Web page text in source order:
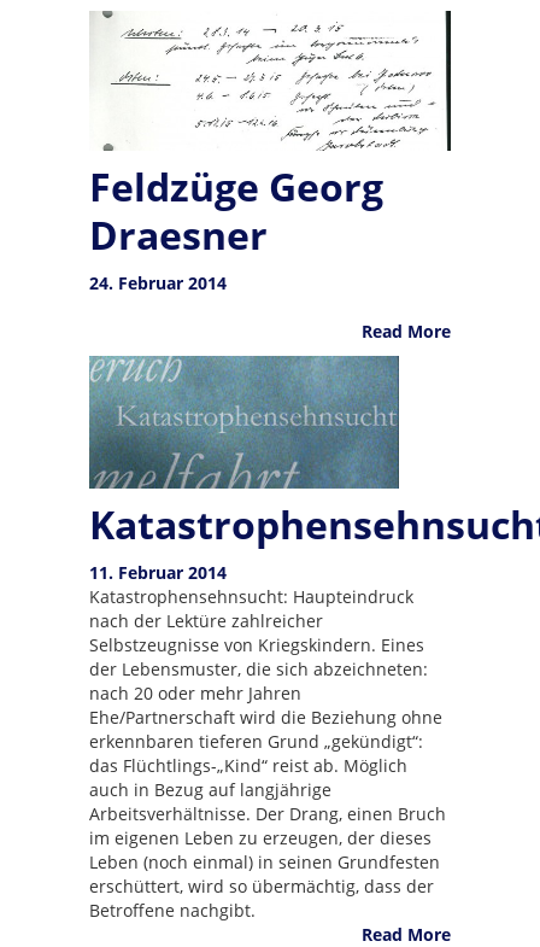
Feldzüge Georg
Draesner
24. Februar 2014
Read More
11. Februar 2014
Katastrophensehnsucht: Haupteindruck
nach der Lektüre zahlreicher
Selbstzeugnisse von Kriegskindern. Eines
der Lebensmuster, die sich abzeichneten:
nach 20 oder mehr Jahren
Ehe/Partnerschaft wird die Beziehung ohne
erkennbaren tieferen Grund „gekündigt“:
das Flüchtlings-„Kind“ reist ab. Möglich
auch in Bezug auf langjährige
Arbeitsverhältnisse. Der Drang, einen Bruch
im eigenen Leben zu erzeugen, der dieses
Leben (noch einmal) in seinen Grundfesten
erschüttert, wird so übermächtig, dass der
Betroffene nachgibt.
Read More